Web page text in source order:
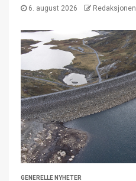
6. august 2026 Redaksjonen
GENERELLE NYHETER